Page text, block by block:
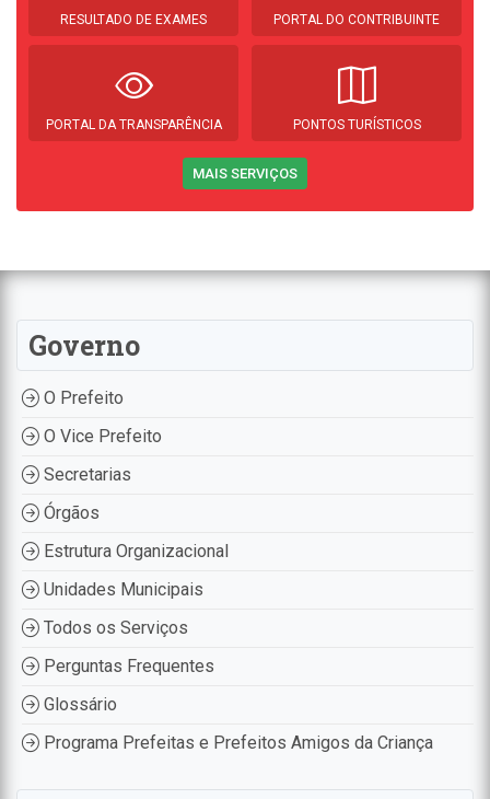
RESULTADO DE EXAMES PORTAL DO CONTRIBUINTE
PORTAL DA TRANSPARÊNCIA PONTOS TURÍSTICOS
MAIS SERVIÇOS
Governo
O Prefeito
O Vice Prefeito
Secretarias
Órgãos
Estrutura Organizacional
Unidades Municipais
Todos os Serviços
Perguntas Frequentes
Glossário
Programa Prefeitas e Prefeitos Amigos da Criança